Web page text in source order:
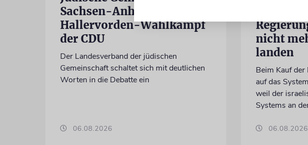
Sachsen-Anhalt kritisieren
Hallervorden-Wahlkampf
der CDU
Der Landesverband der jüdischen
Gemeinschaft schaltet sich mit deutlichen
Worten in die Debatte ein
06.08.2026
nicht
landen
Beim Kauf
auf das
weil der
Systems an
06.08.2026